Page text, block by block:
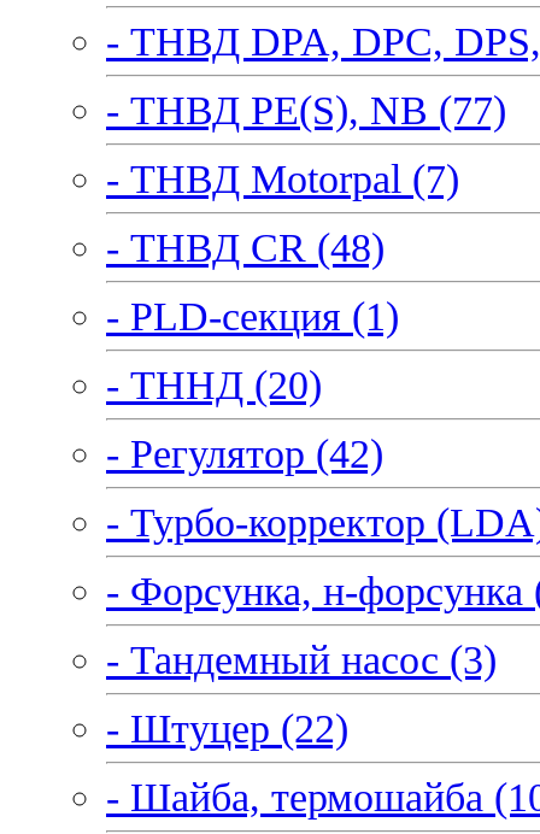
- ТНВД DPA, DPC,
- ТНВД PE(S), NB (77)
- ТНВД Motorpal (7)
- ТНВД CR (48)
- PLD-секция (1)
- ТННД (20)
- Регулятор (42)
- Турбо-корректор
- Форсунка, н-форсунка
- Тандемный насос (3)
- Штуцер (22)
- Шайба, термошайба